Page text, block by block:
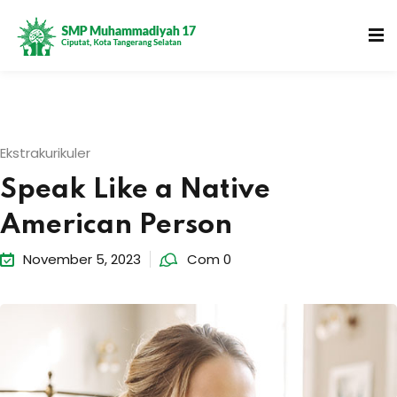
Ekstrakurikuler
Speak Like a Native
American Person
November 5, 2023 Com 0